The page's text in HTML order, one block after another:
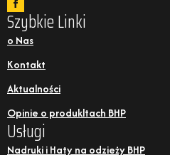
Szybkie Linki
o Nas
Kontakt
Aktualności
Opinie o produkltach BHP
Usługi
Nadruki i Haty na odzieży BHP